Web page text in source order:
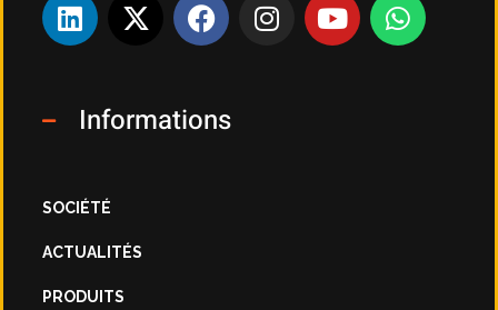
Informations
SOCIÉTÉ
ACTUALITÉS
PRODUITS